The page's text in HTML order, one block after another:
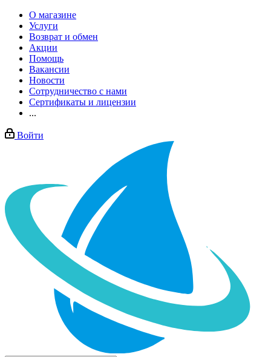
О магазине
Услуги
Возврат и обмен
Акции
Помощь
Вакансии
Новости
Сотрудничество с нами
Сертификаты и лицензии
...
Войти